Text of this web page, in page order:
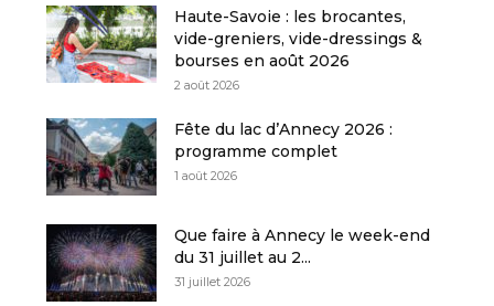
Haute-Savoie : les brocantes,
vide-greniers, vide-dressings &
bourses en août 2026
2 août 2026
Fête du lac d’Annecy 2026 :
programme complet
1 août 2026
Que faire à Annecy le week-end
du 31 juillet au 2...
31 juillet 2026